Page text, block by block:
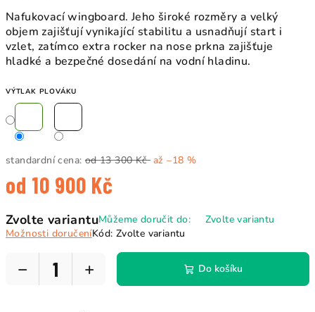
Nafukovací wingboard. Jeho široké rozměry a velký
objem zajišťují vynikající stabilitu a usnadňují start i
vzlet, zatímco extra rocker na nose prkna zajišťuje
hladké a bezpečné dosedání na vodní hladinu.
VÝTLAK PLOVÁKU
standardní cena: od 13 300 Kč až –18 %
od 10 900 Kč
cena:
Zvolte variantuMůžeme doručit do:
Zvolte variantu
Možnosti doručeníKód: Zvolte variantu
+
− Do košíku